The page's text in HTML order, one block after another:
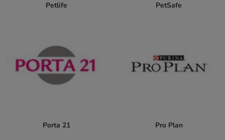
Petlife PetSafe
Porta 21 Pro Plan